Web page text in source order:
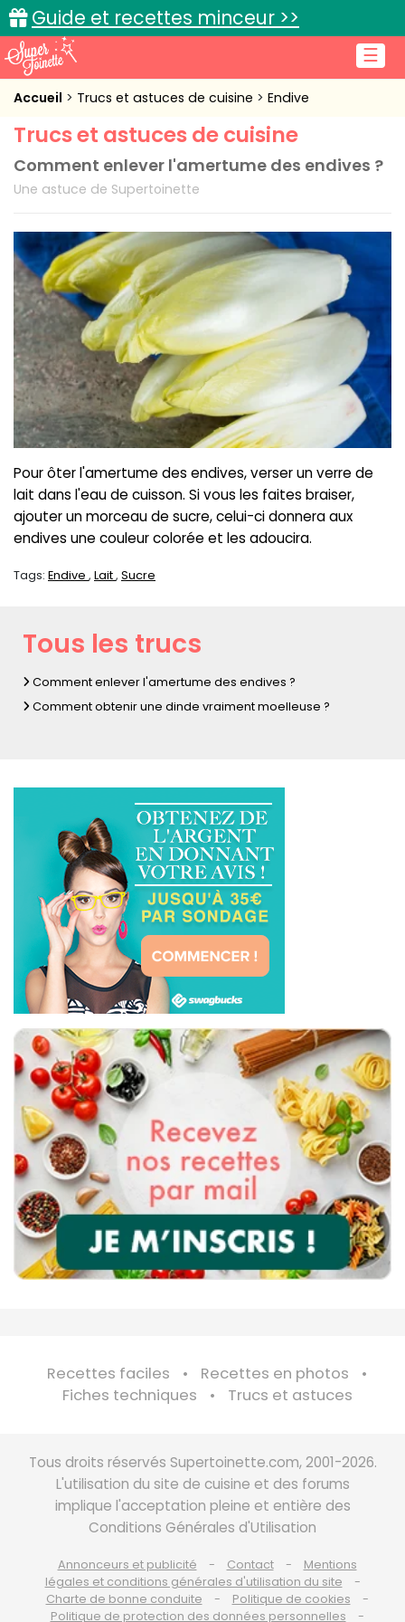
☰
Guide et recettes minceur >>
Accueil
Recettes de cuisine
Cuisine pratique
Connexion
Accueil Trucs et astuces de cuisine Endive
Trucs et astuces de cuisine
Comment enlever l'amertume des endives ?
Une astuce de Supertoinette
Pour ôter l'amertume des endives, verser un verre de
lait dans l'eau de cuisson. Si vous les faites braiser,
ajouter un morceau de sucre, celui-ci donnera aux
endives une couleur colorée et les adoucira.
Tags: Endive Lait Sucre
Tous les trucs
Comment enlever l'amertume des endives ?
Comment obtenir une dinde vraiment moelleuse ?
Recettes faciles
Recettes en photos
Fiches techniques
Trucs et astuces
Tous droits réservés Supertoinette.com, 2001-2026.
L'utilisation du site de cuisine et des forums
implique l'acceptation pleine et entière des
Conditions Générales d'Utilisation
Annonceurs et publicité Contact
Mentions
légales et conditions générales d'utilisation du site
Charte de bonne conduite
Politique de cookies
Politique de protection des données personnelles